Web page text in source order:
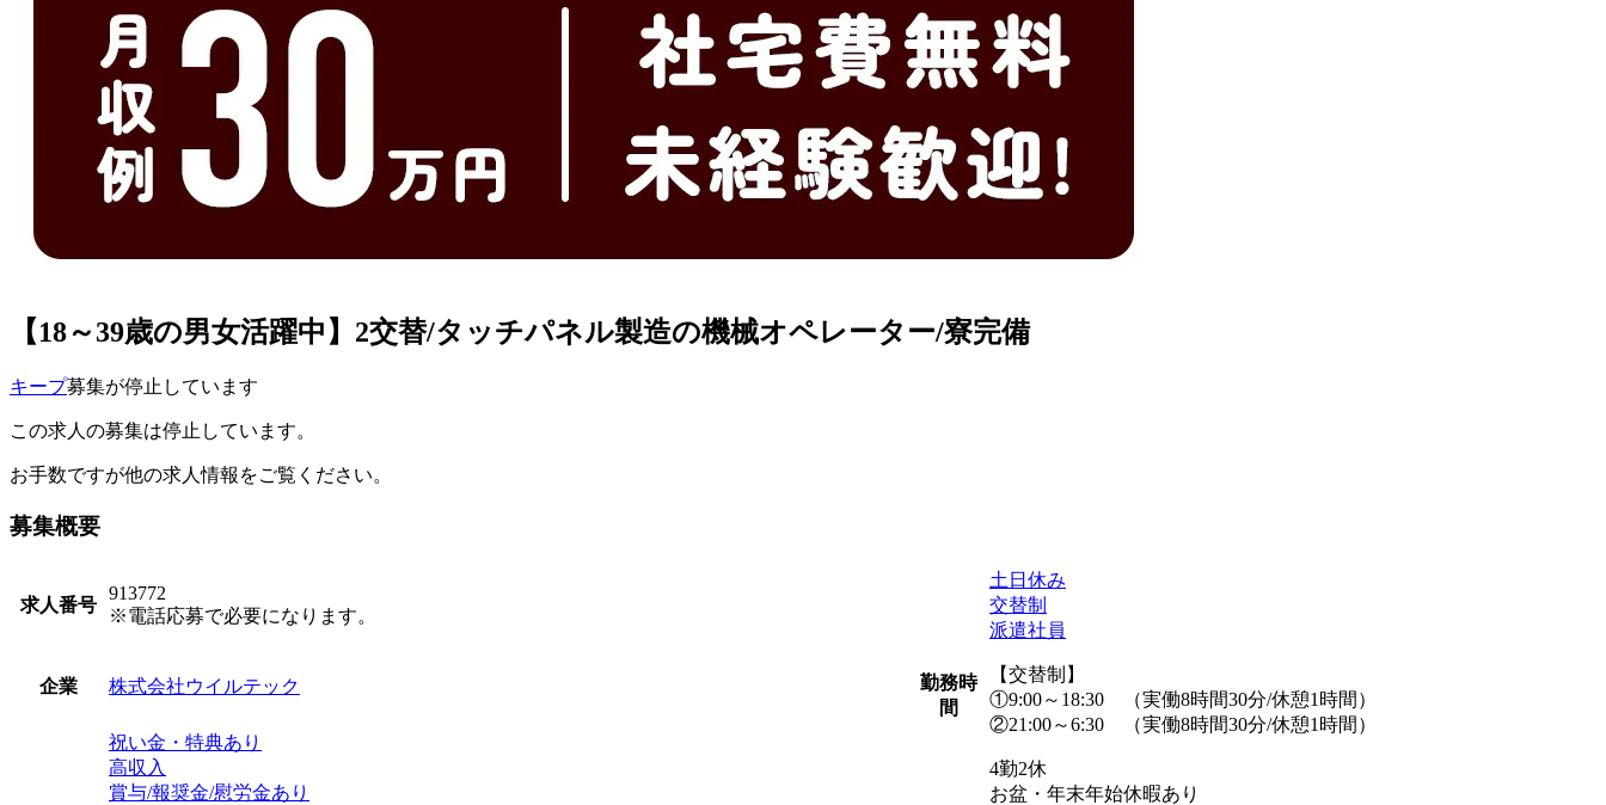
【18～39歳の男女活躍中】2交替/タッチパネル製造の機械オペレーター/寮完備
キープ募集が停止しています
この求人の募集は停止しています。
お手数ですが他の求人情報をご覧ください。
募集概要
求人番号
913772
※電話応募で必要になります。
企業 株式会社ウイルテック
祝い金・特典あり
高収入
賞与/報奨金/慰労金あり
勤務時
間
土日休み
交替制
派遣社員
【交替制】
①9:00～18:30 （実働8時間30分/休憩1時間）
②21:00～6:30 （実働8時間30分/休憩1時間）
4勤2休
お盆・年末年始休暇あり